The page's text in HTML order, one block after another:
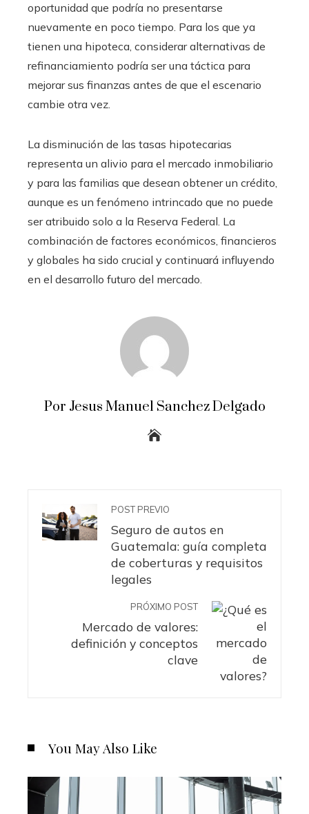
oportunidad que podría no presentarse
nuevamente en poco tiempo. Para los que ya
tienen una hipoteca, considerar alternativas de
refinanciamiento podría ser una táctica para
mejorar sus finanzas antes de que el escenario
cambie otra vez.
La disminución de las tasas hipotecarias
representa un alivio para el mercado inmobiliario
y para las familias que desean obtener un crédito,
aunque es un fenómeno intrincado que no puede
ser atribuido solo a la Reserva Federal. La
combinación de factores económicos, financieros
y globales ha sido crucial y continuará influyendo
en el desarrollo futuro del mercado.
Por Jesus Manuel Sanchez Delgado
POST PREVIO
Seguro de autos en
Guatemala: guía completa
de coberturas y requisitos
legales
PRÓXIMO POST
Mercado de valores:
definición y conceptos
clave
You May Also Like